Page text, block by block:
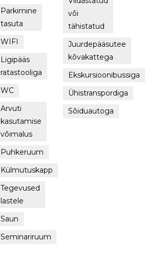
Parkimine
tasuta
WIFI
Ligipääs
ratastooliga
WC
Arvuti
kasutamise
võimalus
Puhkeruum
Külmutuskapp
Tegevused
lastele
Saun
Seminariruum
või
tähistatud
Juurdepääsutee
kõvakattega
Ekskursioonibussiga
Ühistranspordiga
Sõiduautoga